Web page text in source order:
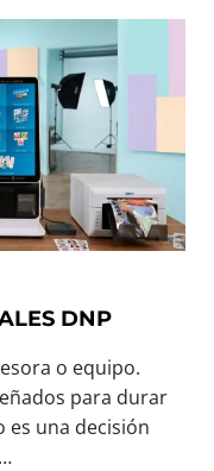
DNP
o equipo.
para durar
es una decisión